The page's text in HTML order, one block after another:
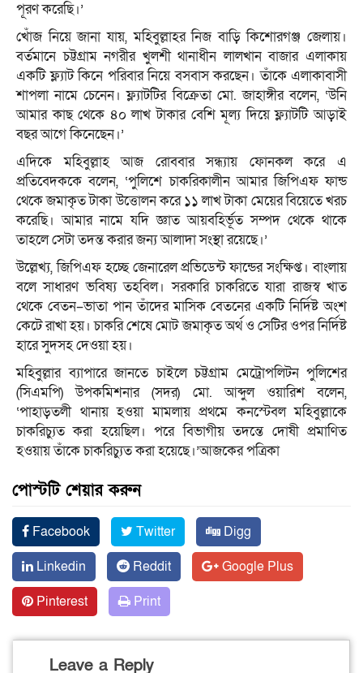
পূরণ করেছি।’
খোঁজ নিয়ে জানা যায়, মহিবুল্লাহর নিজ বাড়ি কিশোরগঞ্জ জেলায়।
বর্তমানে চট্টগ্রাম নগরীর খুলশী থানাধীন লালখান বাজার এলাকায়
একটি ফ্ল্যাট কিনে পরিবার নিয়ে বসবাস করছেন। তাঁকে এলাকাবাসী
শাপলা নামে চেনেন। ফ্ল্যাটটির বিক্রেতা মো. জাহাঙ্গীর বলেন, ‘উনি
আমার কাছ থেকে ৪০ লাখ টাকার বেশি মূল্য দিয়ে ফ্ল্যাটটি আড়াই
বছর আগে কিনেছেন।’
এদিকে মহিবুল্লাহ আজ রোববার সন্ধ্যায় ফোনকল করে এ
প্রতিবেদককে বলেন, ‘পুলিশে চাকরিকালীন আমার জিপিএফ ফান্ড
থেকে জমাকৃত টাকা উত্তোলন করে ১১ লাখ টাকা মেয়ের বিয়েতে খরচ
করেছি। আমার নামে যদি জ্ঞাত আয়বহির্ভূত সম্পদ থেকে থাকে
তাহলে সেটা তদন্ত করার জন্য আলাদা সংস্থা রয়েছে।’
উল্লেখ্য, জিপিএফ হচ্ছে জেনারেল প্রভিডেন্ট ফান্ডের সংক্ষিপ্ত। বাংলায়
বলে সাধারণ ভবিষ্য তহবিল। সরকারি চাকরিতে যারা রাজস্ব খাত
থেকে বেতন–ভাতা পান তাঁদের মাসিক বেতনের একটি নির্দিষ্ট অংশ
কেটে রাখা হয়। চাকরি শেষে মোট জমাকৃত অর্থ ও সেটির ওপর নির্দিষ্ট
হারে সুদসহ দেওয়া হয়।
মহিবুল্লার ব্যাপারে জানতে চাইলে চট্টগ্রাম মেট্রোপলিটন পুলিশের
(সিএমপি) উপকমিশনার (সদর) মো. আব্দুল ওয়ারিশ বলেন,
‘পাহাড়তলী থানায় হওয়া মামলায় প্রথমে কনস্টেবল মহিবুল্লাকে
চাকরিচ্যুত করা হয়েছিল। পরে বিভাগীয় তদন্তে দোষী প্রমাণিত
হওয়ায় তাঁকে চাকরিচ্যুত করা হয়েছে।’আজকের পত্রিকা
পোস্টটি শেয়ার করুন
Facebook Twitter
Digg
Linkedin
Reddit
Google Plus
Pinterest
Print
Leave a Reply